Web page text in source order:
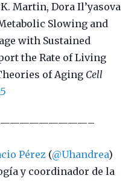
Martin, Dora Il’yasova
Slowing and
with Sustained
the Rate of Living
of Aging Cell
Pérez (@Uhandrea)
y coordinador de la